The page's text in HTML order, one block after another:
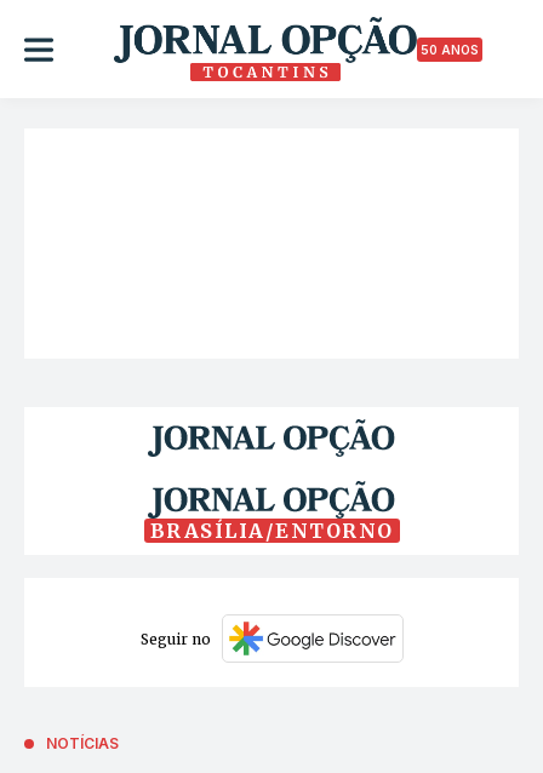
50 ANOS
BRASÍLIA/ENTORNO
Seguir no
NOTÍCIAS